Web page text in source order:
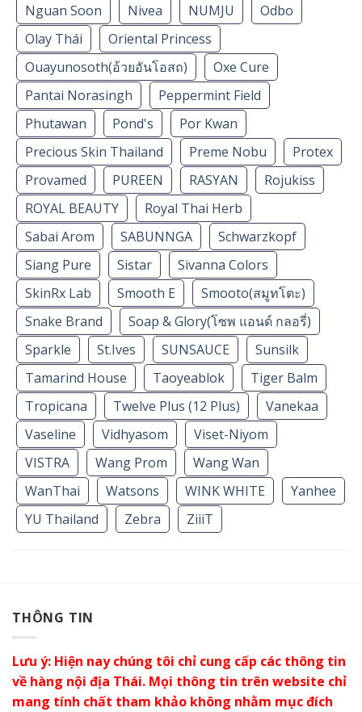
Nguan Soon
Nivea NUMJU
Odbo
Olay Thái
Oriental Princess
Ouayunosoth(อ้วยอันโอสถ)
Oxe Cure
Pantai Norasingh
Peppermint Field
Phutawan
Pond's
Por Kwan
Precious Skin Thailand
Preme Nobu
Protex
Provamed
PUREEN RASYAN
Rojukiss
ROYAL BEAUTY
Royal Thai Herb
Sabai Arom
SABUNNGA
Schwarzkopf
Siang Pure
Sistar
Sivanna Colors
SkinRx Lab
Smooth E
Smooto(สมูทโตะ)
Snake Brand
Soap & Glory(โซพ แอนด์ กลอรี่)
Sparkle
St.Ives SUNSAUCE
Sunsilk
Tamarind House
Taoyeablok
Tiger Balm
Tropicana
Twelve Plus (12 Plus)
Vanekaa
Vaseline
Vidhyasom
Viset-Niyom
VISTRA
Wang Prom
Wang Wan
WanThai
Watsons WINK WHITE
Yanhee
YU Thailand
Zebra ZiiiT
THÔNG TIN
Lưu ý: Hiện nay chúng tôi chỉ cung cấp các thông tin
về hàng nội địa Thái. Mọi thông tin trên website chỉ
mang tính chất tham khảo không nhằm mục đích